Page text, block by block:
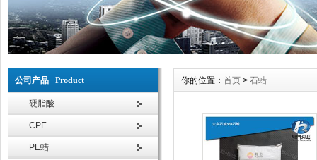
公司产品 Product
硬脂酸
CPE
PE蜡
你的位置： 首页 > 石蜡